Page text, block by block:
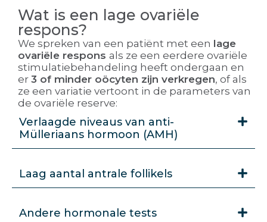
Wat is een lage ovariële
respons?
We spreken van een patiënt met een lage
ovariële respons als ze een eerdere ovariële
stimulatiebehandeling heeft ondergaan en
er 3 of minder oöcyten zijn verkregen, of als
ze een variatie vertoont in de parameters van
de ovariële reserve:
Verlaagde niveaus van anti-
Mülleriaans hormoon (AMH)
Laag aantal antrale follikels
Andere hormonale tests